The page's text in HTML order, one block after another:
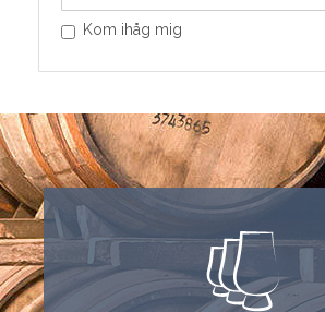
Kom ihåg mig